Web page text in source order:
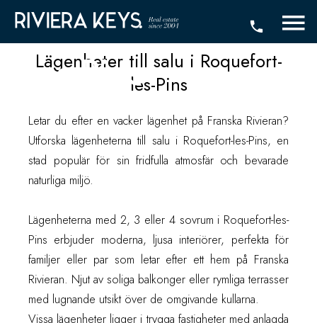
salu i Roquefort-
les-Pins
Lägenheter till salu i Roquefort-
les-Pins
Letar du efter en vacker lägenhet på Franska Rivieran?
Utforska lägenheterna till salu i Roquefort-les-Pins, en
stad populär för sin fridfulla atmosfär och bevarade
naturliga miljö.
Lägenheterna med 2, 3 eller 4 sovrum i Roquefort-les-
Pins erbjuder moderna, ljusa interiörer, perfekta för
familjer eller par som letar efter ett hem på Franska
Rivieran. Njut av soliga balkonger eller rymliga terrasser
med lugnande utsikt över de omgivande kullarna.
Vissa lägenheter ligger i trygga fastigheter med anlagda